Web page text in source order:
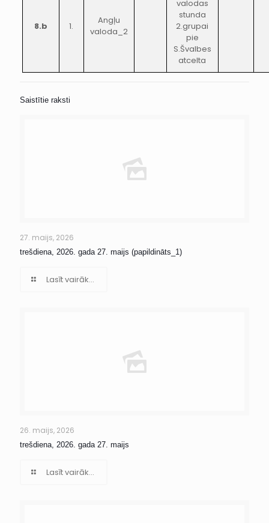
8.b 1.
Angļu
valoda_2
valodas
stunda
2.grupai
pie
S.Švalbes
atcelta
Saistītie raksti
27. maijs, 2026
trešdiena, 2026. gada 27. maijs (papildināts_1)
Lasīt vairāk...
26. maijs, 2026
trešdiena, 2026. gada 27. maijs
Lasīt vairāk...